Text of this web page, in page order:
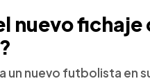
nuevo
un nuevo futbolista en